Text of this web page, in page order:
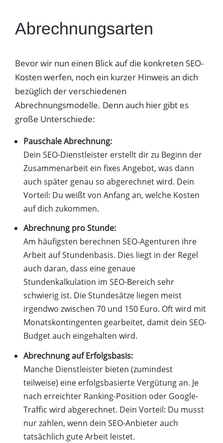
Abrechnungsarten
Bevor wir nun einen Blick auf die konkreten SEO-
Kosten werfen, noch ein kurzer Hinweis an dich
bezüglich der verschiedenen
Abrechnungsmodelle. Denn auch hier gibt es
große Unterschiede:
Pauschale Abrechnung:
Dein SEO-Dienstleister erstellt dir zu Beginn der
Zusammenarbeit ein fixes Angebot, was dann
auch später genau so abgerechnet wird. Dein
Vorteil: Du weißt von Anfang an, welche Kosten
auf dich zukommen.
Abrechnung pro Stunde:
Am häufigsten berechnen SEO-Agenturen ihre
Arbeit auf Stundenbasis. Dies liegt in der Regel
auch daran, dass eine genaue
Stundenkalkulation im SEO-Bereich sehr
schwierig ist. Die Stundesätze liegen meist
irgendwo zwischen 70 und 150 Euro. Oft wird mit
Monatskontingenten gearbeitet, damit dein SEO-
Budget auch eingehalten wird.
Abrechnung auf Erfolgsbasis:
Manche Dienstleister bieten (zumindest
teilweise) eine erfolgsbasierte Vergütung an. Je
nach erreichter Ranking-Position oder Google-
Traffic wird abgerechnet. Dein Vorteil: Du musst
nur zahlen, wenn dein SEO-Anbieter auch
tatsächlich gute Arbeit leistet.